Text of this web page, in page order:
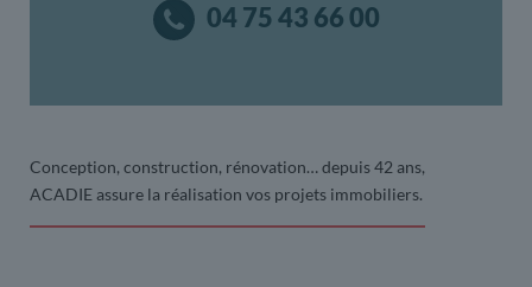
Conception, construction, rénovation… depuis 42 ans,
ACADIE assure la réalisation vos projets immobiliers.
04 75 43 66 00